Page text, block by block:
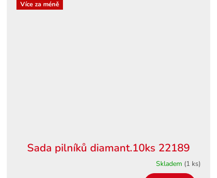
Více za méně
Sada pilníků diamant.10ks 22189
Skladem (1 ks)